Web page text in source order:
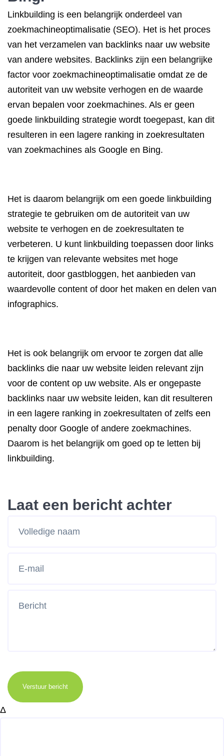
Linkbuilding is een belangrijk onderdeel van
zoekmachineoptimalisatie (SEO). Het is het proces
van het verzamelen van backlinks naar uw website
van andere websites. Backlinks zijn een belangrijke
factor voor zoekmachineoptimalisatie omdat ze de
autoriteit van uw website verhogen en de waarde
ervan bepalen voor zoekmachines. Als er geen
goede linkbuilding strategie wordt toegepast, kan dit
resulteren in een lagere ranking in zoekresultaten
van zoekmachines als Google en Bing.
Het is daarom belangrijk om een goede linkbuilding
strategie te gebruiken om de autoriteit van uw
website te verhogen en de zoekresultaten te
verbeteren. U kunt linkbuilding toepassen door links
te krijgen van relevante websites met hoge
autoriteit, door gastbloggen, het aanbieden van
waardevolle content of door het maken en delen van
infographics.
Het is ook belangrijk om ervoor te zorgen dat alle
backlinks die naar uw website leiden relevant zijn
voor de content op uw website. Als er ongepaste
backlinks naar uw website leiden, kan dit resulteren
in een lagere ranking in zoekresultaten of zelfs een
penalty door Google of andere zoekmachines.
Daarom is het belangrijk om goed op te letten bij
linkbuilding.
Laat een bericht achter
Verstuur bericht
Δ